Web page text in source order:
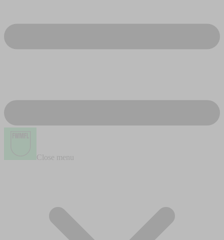
Close menu